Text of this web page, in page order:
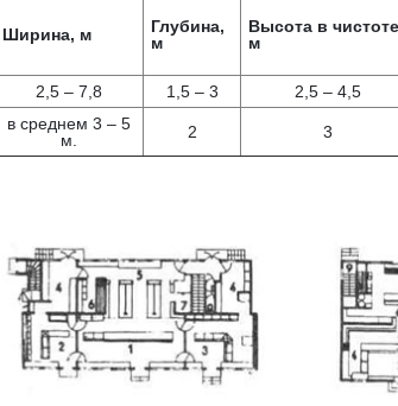
Ширина, м
Глубина,
м
Высота в
м
2,5 – 7,8
1,5 – 3 2,5 – 4,5
в среднем 3 – 5
м.
2 3